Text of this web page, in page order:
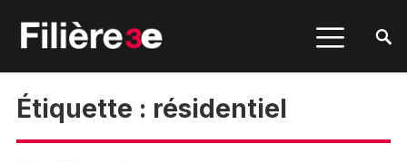
Étiquette : résidentiel